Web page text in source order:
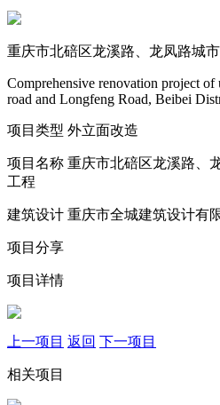
重庆市北碚区龙溪路、龙凤路城
Comprehensive renovation project
road and Longfeng Road, Beibei
项目类型 外立面改造
项目名称 重庆市北碚区龙溪路、
工程
建筑设计 重庆市全城建筑设计有
项目分享
项目详情
上一项目 返回 下一项目
相关项目